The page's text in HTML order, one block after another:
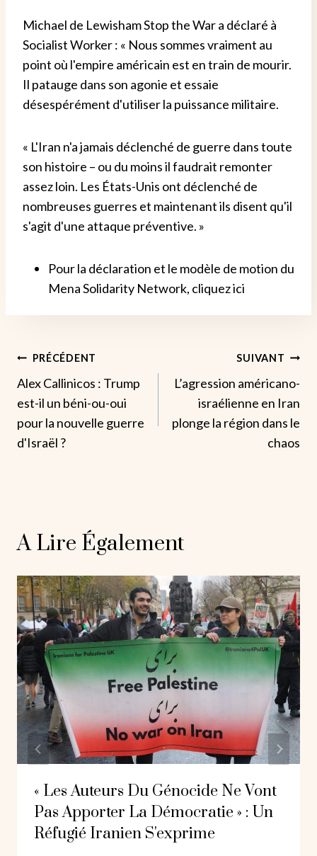
Michael de Lewisham Stop the War a déclaré à
Socialist Worker : « Nous sommes vraiment au
point où l'empire américain est en train de mourir.
Il patauge dans son agonie et essaie
désespérément d'utiliser la puissance militaire.
« L'Iran n'a jamais déclenché de guerre dans toute
son histoire – ou du moins il faudrait remonter
assez loin. Les États-Unis ont déclenché de
nombreuses guerres et maintenant ils disent qu'il
s'agit d'une attaque préventive. »
Pour la déclaration et le modèle de motion du
Mena Solidarity Network, cliquez ici
Navigation
De
L’article
PRÉCÉDENT
Alex Callinicos : Trump
est-il un béni-ou-oui
pour la nouvelle guerre
d'Israël ?
SUIVANT
L’agression américano-
israélienne en Iran
plonge la région dans le
chaos
A Lire Également
« Les Auteurs Du Génocide Ne Vont
Pas Apporter La Démocratie » : Un
Réfugié Iranien S'exprime